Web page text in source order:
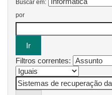
Buscar em:
por
Filtros correntes: